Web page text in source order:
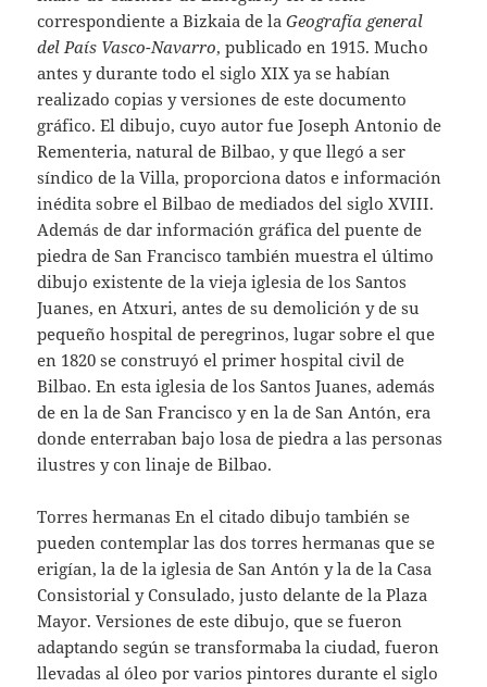
correspondiente a Bizkaia de laGeografía general
del País Vasco-Navarro, publicado en 1915. Mucho
antes y durante todo el siglo XIX ya se habían
realizado copias y versiones de este documento
gráfico. El dibujo, cuyo autor fue Joseph Antonio de
Rementeria, natural de Bilbao, y que llegó a ser
síndico de la Villa, proporciona datos e información
inédita sobre el Bilbao de mediados del siglo XVIII.
Además de dar información gráfica del puente de
piedra de San Francisco también muestra el último
dibujo existente de la vieja iglesia de los Santos
Juanes, en Atxuri, antes de su demolición y de su
pequeño hospital de peregrinos, lugar sobre el que
en 1820 se construyó el primer hospital civil de
Bilbao. En esta iglesia de los Santos Juanes, además
de en la de San Francisco y en la de San Antón, era
donde enterraban bajo losa de piedra a las personas
ilustres y con linaje de Bilbao.
Torres hermanas En el citado dibujo también se
pueden contemplar las dos torres hermanas que se
erigían, la de la iglesia de San Antón y la de la Casa
Consistorial y Consulado, justo delante de la Plaza
Mayor. Versiones de este dibujo, que se fueron
adaptando según se transformaba la ciudad, fueron
llevadas al óleo por varios pintores durante el siglo